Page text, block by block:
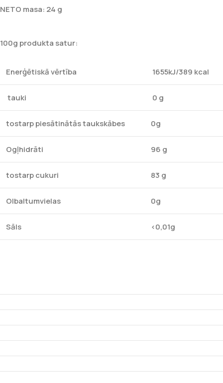
NETO masa: 24 g
100g produkta satur:
Enerģētiskā vērtība 1655kJ/389 kcal
tauki 0 g
tostarp piesātinātās taukskābes 0g
Ogļhidrāti 96 g
tostarp cukuri 83 g
Olbaltumvielas 0g
Sāls <0,01g